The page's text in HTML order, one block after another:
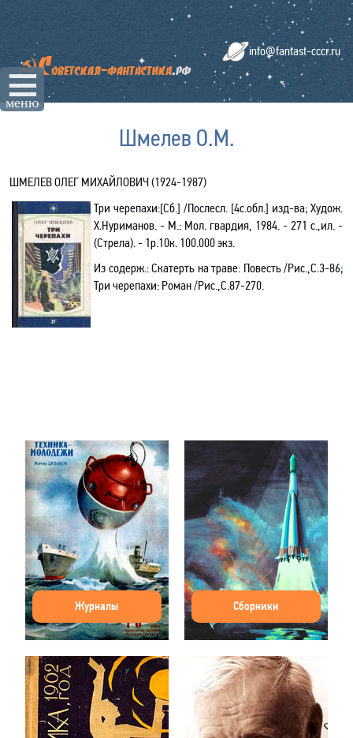
☰
меню
info@fantast-cccr.ru
Шмелев О.М.
ШМЕЛЕВ ОЛЕГ МИХАЙЛОВИЧ (1924-1987)
Три черепахи:[Сб.] /Послесл. [4с.обл.] изд-ва; Худож.
Х.Нуриманов. - М.: Мол. гвардия, 1984. - 271 с.,ил. -
(Стрела). - 1р.10к. 100.000 экз.
Из содерж.:Скатерть на траве: Повесть /Рис.,С.3-86;
Три черепахи: Роман /Рис.,С.87-270.
Журналы Сборники